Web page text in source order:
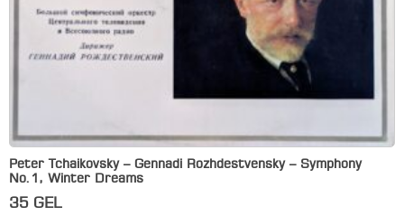
Peter Tchaikovsky – Gennadi Rozhdestvensky – Symphony
No.1, Winter Dreams
35 GEL